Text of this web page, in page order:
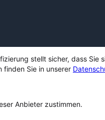
stellt sicher, dass
finden Sie in unserer
Anbieter zustimmen.